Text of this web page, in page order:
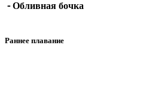
⁃ Обливная бочка
Раннее плавание